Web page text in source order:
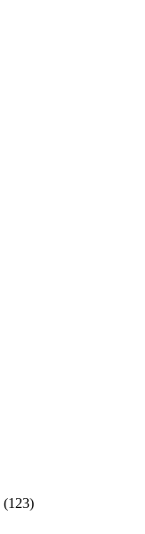
(123)